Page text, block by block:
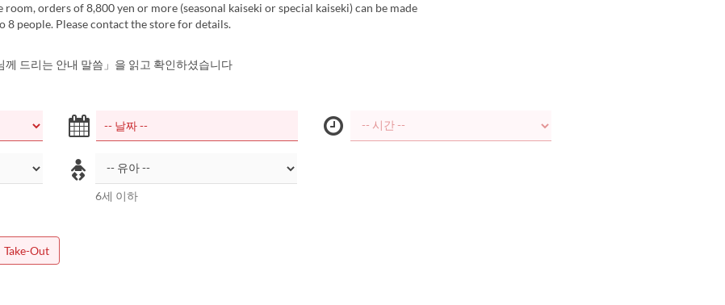
room, orders of 8,800 yen or more (seasonal kaiseki or special kaiseki) can be made
8 people. Please contact the store for details.
께 드리는 안내 말씀」을 읽고 확인하셨습니다
6세 이하
Take-Out